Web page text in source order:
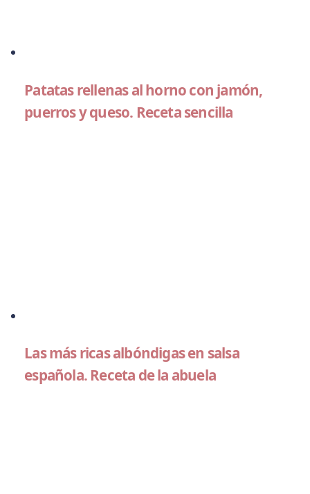
Patatas rellenas al horno con jamón,
puerros y queso. Receta sencilla
Las más ricas albóndigas en salsa
española. Receta de la abuela